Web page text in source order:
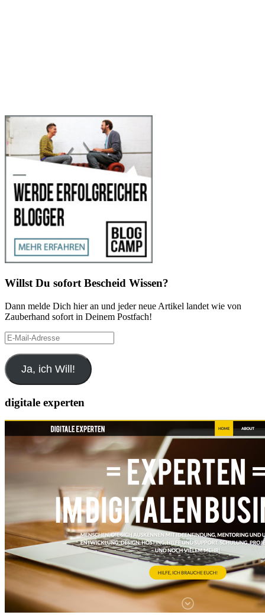
Willst Du sofort Bescheid Wissen?
Dann melde Dich hier an und jeder neue Artikel landet wie von
Zauberhand sofort in Deinem Postfach!
E-
Mail-
Adresse
Ja, ich Will!
digitale experten